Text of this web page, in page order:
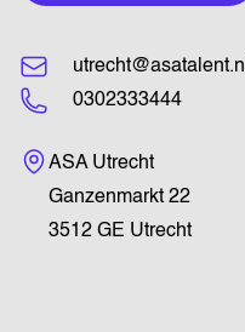
utrecht@asatalent.nl
0302333444
Bezoekadres
ASA Utrecht
Ganzenmarkt 22
3512 GE Utrecht